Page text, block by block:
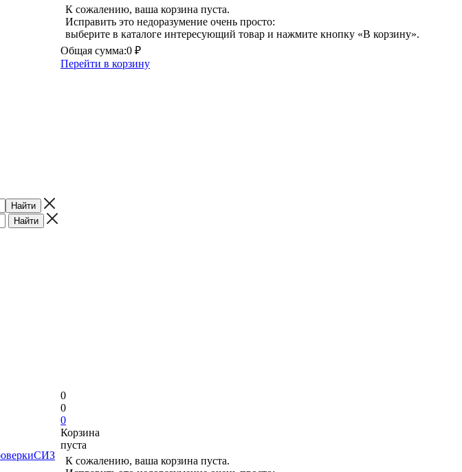
К сожалению, ваша корзина пуста.
Исправить это недоразумение очень просто:
выберите в каталоге интересующий товар и нажмите кнопку «В корзину».
Общая сумма:0 ₽
Перейти в корзину
0
0
0
Корзина
пуста
К сожалению, ваша корзина пуста.